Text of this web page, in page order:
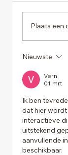
Plaats een
Nieuwste
Vern
01 mrt
Ik ben
dat hier
interactieve
uitstekend
aanvullende
beschikbaar.